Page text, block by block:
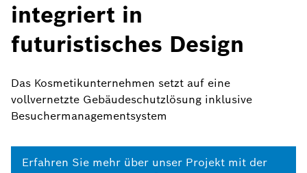
integriert in
futuristisches Design
Das Kosmetikunternehmen setzt auf eine
vollvernetzte Gebäudeschutzlösung inklusive
Besuchermanagementsystem
Erfahren Sie mehr über unser Projekt mit der